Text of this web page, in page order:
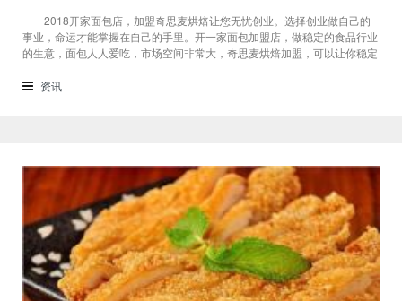
2018开家面包店，加盟奇思麦烘焙让您无忧创业。选择创业做自己的
事业，命运才能掌握在自己的手里。开一家面包加盟店，做稳定的食品行业
的生意，面包人人爱吃，市场空间非常大，奇思麦烘焙加盟，可以让你稳定
奇思麦烘焙以爱为道，精选100%优质原料，做出多种口味纯正的韩式面包
资讯